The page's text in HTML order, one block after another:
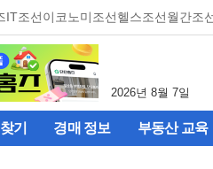
IT조선이코노미조선헬스조선월간조
2026년 8월 7일
기 경매 정보 부동산 교육